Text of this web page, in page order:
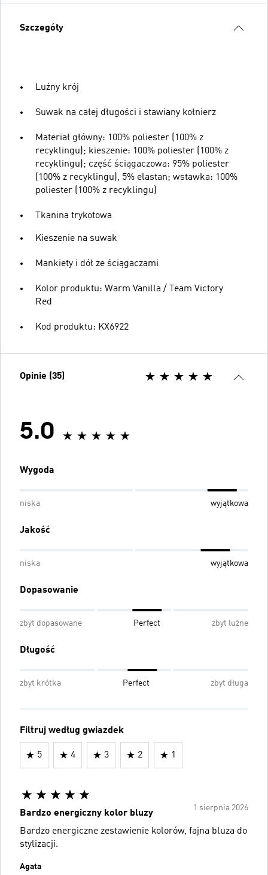
Szczegóły
Luźny krój
Suwak na całej długości i stawiany kołnierz
Materiał główny: 100% poliester (100% z
recyklingu); kieszenie: 100% poliester (100% z
recyklingu); część ściągaczowa: 95% poliester
(100% z recyklingu), 5% elastan; wstawka: 100%
poliester (100% z recyklingu)
Tkanina trykotowa
Kieszenie na suwak
Mankiety i dół ze ściągaczami
Kolor produktu: Warm Vanilla / Team Victory
Red
Kod produktu: KX6922
Opinie (35)
5.0
Wygoda
niska wyjątkowa
Jakość
niska wyjątkowa
Dopasowanie
zbyt dopasowane Perfect zbyt luźne
Długość
zbyt krótka Perfect zbyt długa
Filtruj według gwiazdek
5 4 3 2 1
1 sierpnia 2026
Bardzo energiczny kolor bluzy
Bardzo energiczne zestawienie kolorów, fajna bluza do
stylizacji.
Agata